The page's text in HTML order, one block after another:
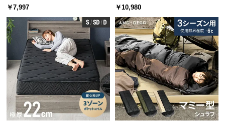
つ
会
員
規
約
に
つ
cmポール付
￥7,997
￥10,980